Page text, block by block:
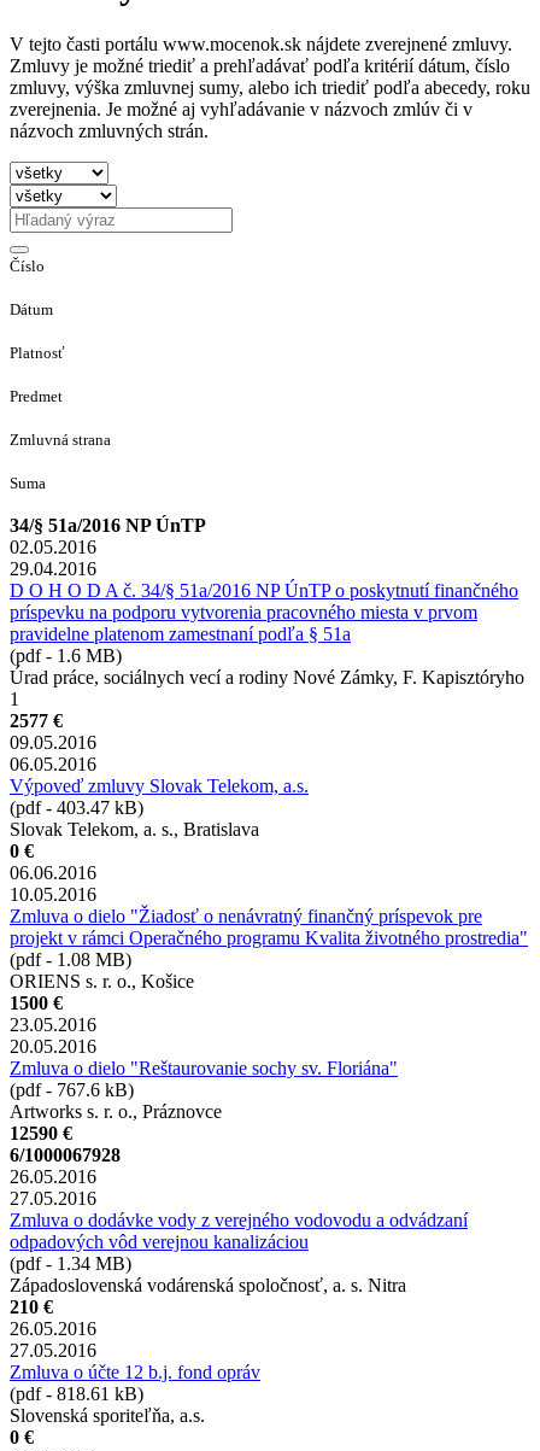
V tejto časti portálu www.mocenok.sk nájdete zverejnené zmluvy.
Zmluvy je možné triediť a prehľadávať podľa kritérií dátum, číslo
zmluvy, výška zmluvnej sumy, alebo ich triediť podľa abecedy, roku
zverejnenia. Je možné aj vyhľadávanie v názvoch zmlúv či v
názvoch zmluvných strán.
Číslo
Dátum
Platnosť
Predmet
Zmluvná strana
Suma
34/§ 51a/2016 NP ÚnTP
02.05.2016
29.04.2016
D O H O D A č. 34/§ 51a/2016 NP ÚnTP o poskytnutí finančného
príspevku na podporu vytvorenia pracovného miesta v prvom
pravidelne platenom zamestnaní podľa § 51a
(pdf - 1.6 MB)
Úrad práce, sociálnych vecí a rodiny Nové Zámky, F. Kapisztóryho
1
2577 €
09.05.2016
06.05.2016
Výpoveď zmluvy Slovak Telekom, a.s.
(pdf - 403.47 kB)
Slovak Telekom, a. s., Bratislava
0 €
06.06.2016
10.05.2016
Zmluva o dielo "Žiadosť o nenávratný finančný príspevok pre
projekt v rámci Operačného programu Kvalita životného prostredia"
(pdf - 1.08 MB)
ORIENS s. r. o., Košice
1500 €
23.05.2016
20.05.2016
Zmluva o dielo "Reštaurovanie sochy sv. Floriána"
(pdf - 767.6 kB)
Artworks s. r. o., Práznovce
12590 €
6/1000067928
26.05.2016
27.05.2016
Zmluva o dodávke vody z verejného vodovodu a odvádzaní
odpadových vôd verejnou kanalizáciou
(pdf - 1.34 MB)
Západoslovenská vodárenská spoločnosť, a. s. Nitra
210 €
26.05.2016
27.05.2016
Zmluva o účte 12 b.j. fond opráv
(pdf - 818.61 kB)
Slovenská sporiteľňa, a.s.
0 €